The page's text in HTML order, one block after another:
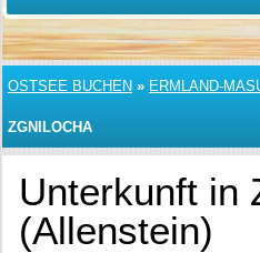
OSTSEE BUCHEN » ERMLAND-
ZGNILOCHA
Unterkunft in
(Allenstein)